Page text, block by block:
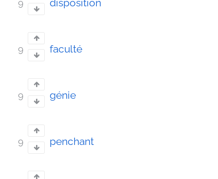
9 disposition
9 faculté
9 génie
9 penchant